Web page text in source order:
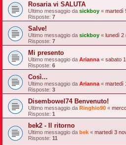
Rosaria vi SALUTA
Ultimo messaggio da sickboy « martedì
Risposte: 7
Salve!
Ultimo messaggio da sickboy « lunedì 2
Risposte: 7
Mi presento
Ultimo messaggio da Arianna « sabato
Risposte: 6
Così...
Ultimo messaggio da Arianna « martedì
Risposte: 3
Disembowel74 Benvenuto!
Ultimo messaggio da Ringhio90 «
Risposte: 1
bek2 - Il ritorno
Ultimo messaggio da bek « martedì 3
Risposte: 11